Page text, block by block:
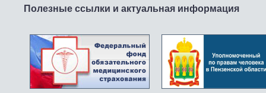
Полезные ссылки и актуальная информация